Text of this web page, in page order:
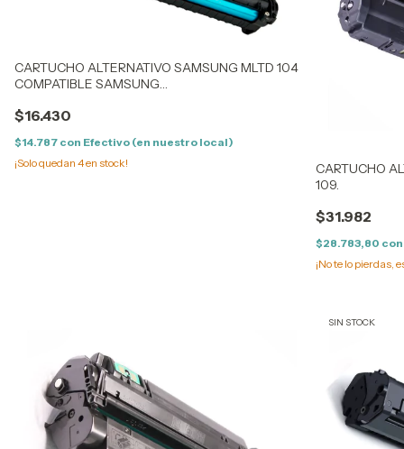
CARTUCHO ALTERNATIVO SAMSUNG MLTD 104
COMPATIBLE SAMSUNG
$16.430
$14.787 con Efectivo (en nuestro local)
¡Solo quedan 4en stock!
CARTUCHO
109.
$31.982
$28.783,80 con
¡No te lo pierdas,
SIN STOCK